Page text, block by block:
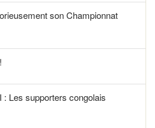
son Championnat
Les supporters congolais